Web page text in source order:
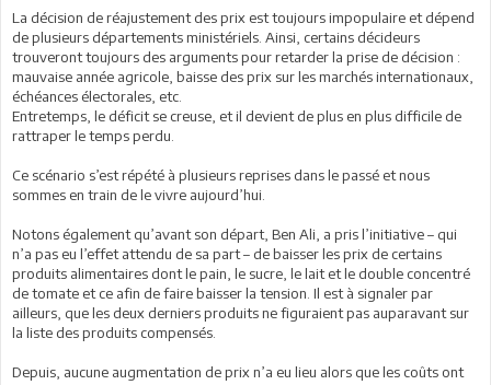
La décision de réajustement des prix est toujours impopulaire et dépend
de plusieurs départements ministériels. Ainsi, certains décideurs
trouveront toujours des arguments pour retarder la prise de décision :
mauvaise année agricole, baisse des prix sur les marchés internationaux,
échéances électorales, etc.
Entretemps, le déficit se creuse, et il devient de plus en plus difficile de
rattraper le temps perdu.
Ce scénario s’est répété à plusieurs reprises dans le passé et nous
sommes en train de le vivre aujourd’hui.
Notons également qu’avant son départ, Ben Ali, a pris l’initiative – qui
n’a pas eu l’effet attendu de sa part – de baisser les prix de certains
produits alimentaires dont le pain, le sucre, le lait et le double concentré
de tomate et ce afin de faire baisser la tension. Il est à signaler par
ailleurs, que les deux derniers produits ne figuraient pas auparavant sur
la liste des produits compensés.
Depuis, aucune augmentation de prix n’a eu lieu alors que les coûts ont